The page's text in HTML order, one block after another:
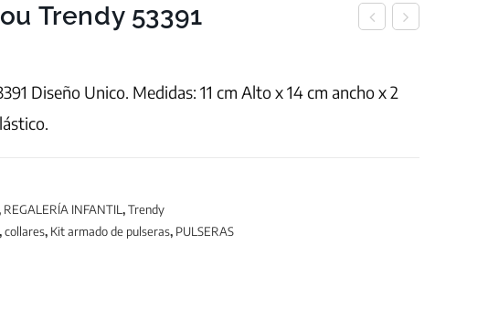
Trendy 53391
Diseño Unico. Medidas: 11 cm Alto x 14 cm ancho x 2
REGALERÍA INFANTIL ,Trendy
collares, Kit armado de pulseras, PULSERAS